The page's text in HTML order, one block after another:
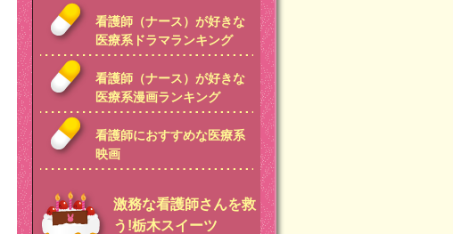
看護師（ナース）が好きな
医療系ドラマランキング
看護師（ナース）が好きな
医療系漫画ランキング
看護師におすすめな医療系
映画
激務な看護師さんを救
う!栃木スイーツ